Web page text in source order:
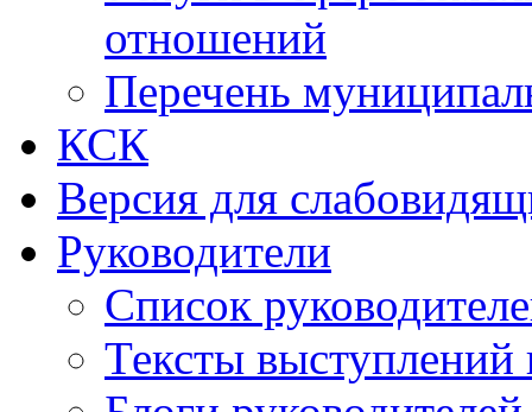
отношений
Перечень
КСК
Версия для
Руководители
Список
Тексты выступлений